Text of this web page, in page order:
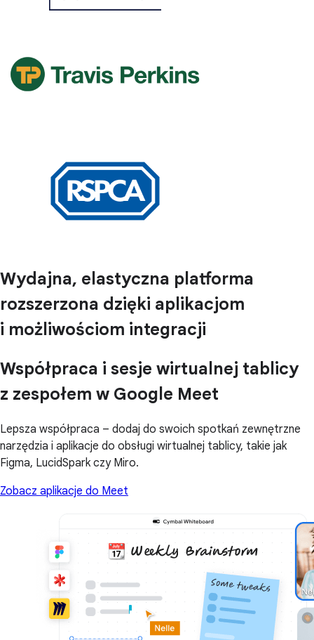
Wydajna, elastyczna platforma
rozszerzona dzięki aplikacjom
i możliwościom integracji
Współpraca i sesje wirtualnej tablicy
z zespołem w Google Meet
Lepsza współpraca – dodaj do swoich spotkań zewnętrzne
narzędzia i aplikacje do obsługi wirtualnej tablicy, takie jak
Figma, LucidSpark czy Miro.
Zobacz aplikacje do Meet